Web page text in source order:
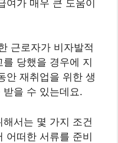
여가 매우 큰 도움이
근로자가 비자발적
당했을 경우에 지
안 재취업을 위한 생
을 수 있는데요.
서는 몇 가지 조건
어떠한 서류를 준비